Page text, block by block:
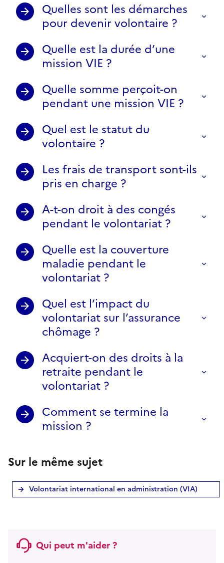
Quelles sont les démarches
pour devenir volontaire ?
Quelle est la durée d’une
mission VIE ?
Quelle somme perçoit-on
pendant une mission VIE ?
Quel est le statut du
volontaire ?
Les frais de transport sont-ils
pris en charge ?
A-t-on droit à des congés
pendant le volontariat ?
Quelle est la couverture
maladie pendant le
volontariat ?
Quel est l’impact du
volontariat sur l’assurance
chômage ?
Acquiert-on des droits à la
retraite pendant le
volontariat ?
Comment se termine la
mission ?
Sur le même sujet
Volontariat international en administration (VIA)
Qui peut m'aider ?